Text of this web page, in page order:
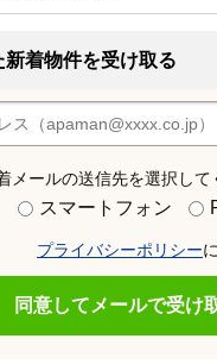
着物件を受け取る
メールの送信先を選択して
スマートフォン
プライバシーポリシーに
同意してメールで受け